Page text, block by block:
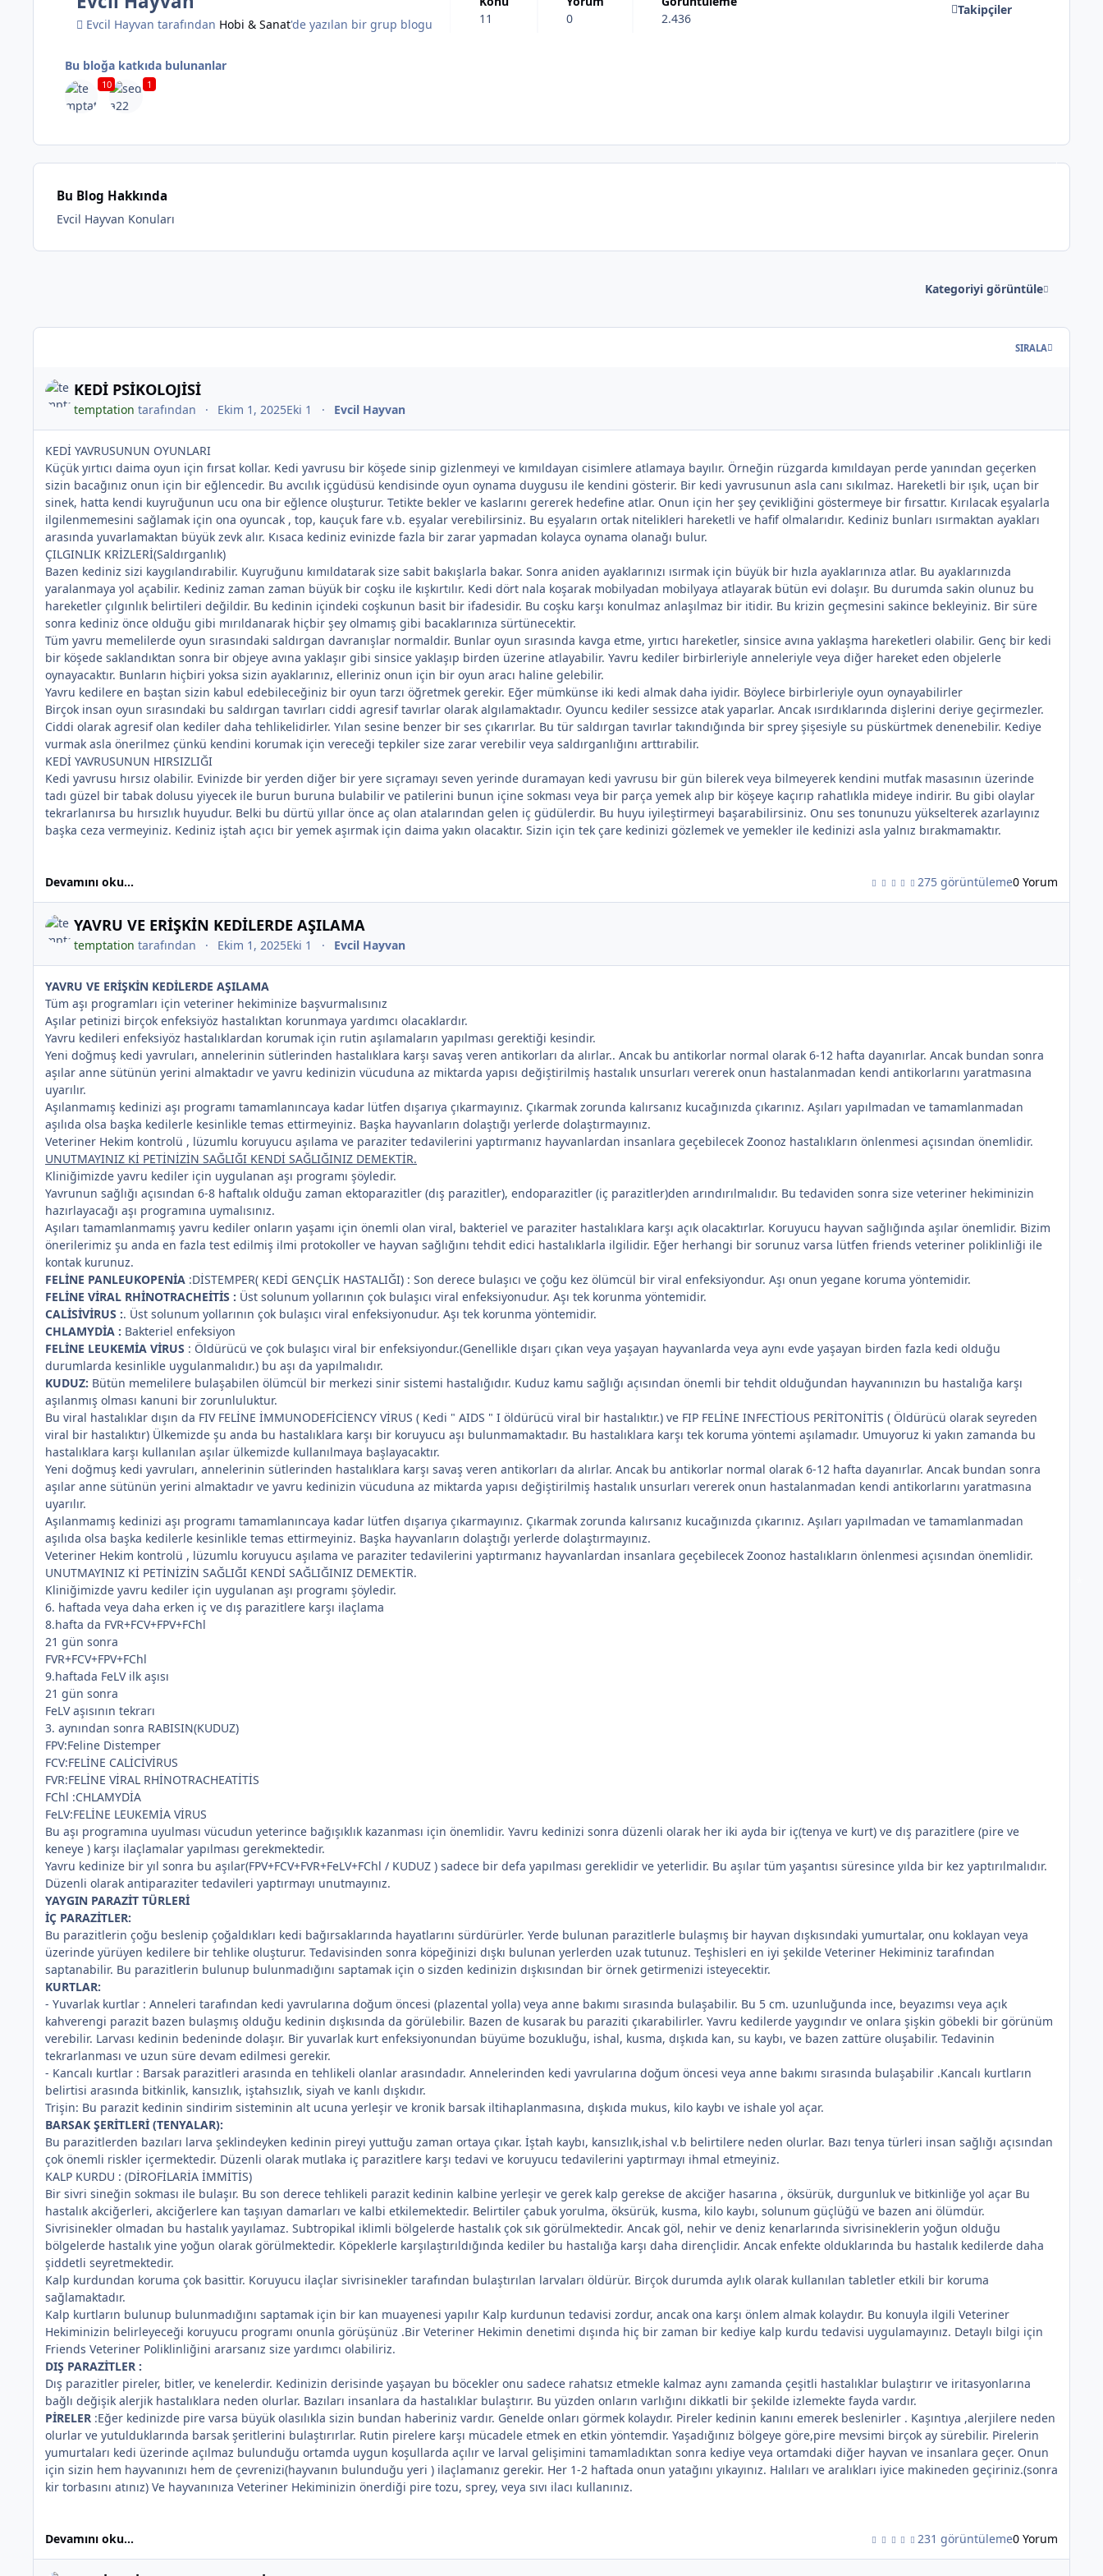
Evcil Hayvan tarafından Hobi & Sanat'de yazılan bir grup blogu
11
0
2.436
Takipçiler
Bu bloğa katkıda bulunanlar
10 1
Bu Blog Hakkında
Evcil Hayvan Konuları
Kategoriyi görüntüle
Entries in this blog
SIRALA
KEDİ PSİKOLOJİSİ
temptation tarafından Ekim 1, 2025Eki 1 Evcil Hayvan
KEDİ YAVRUSUNUN OYUNLARI
Küçük yırtıcı daima oyun için fırsat kollar. Kedi yavrusu bir köşede sinip gizlenmeyi ve kımıldayan cisimlere atlamaya bayılır. Örneğin rüzgarda kımıldayan perde yanından geçerken
sizin bacağınız onun için bir eğlencedir. Bu avcılık içgüdüsü kendisinde oyun oynama duygusu ile kendini gösterir. Bir kedi yavrusunun asla canı sıkılmaz. Hareketli bir ışık, uçan bir
sinek, hatta kendi kuyruğunun ucu ona bir eğlence oluşturur. Tetikte bekler ve kaslarını gererek hedefine atlar. Onun için her şey çevikliğini göstermeye bir fırsattır. Kırılacak eşyalarla
ilgilenmemesini sağlamak için ona oyuncak , top, kauçuk fare v.b. eşyalar verebilirsiniz. Bu eşyaların ortak nitelikleri hareketli ve hafif olmalarıdır. Kediniz bunları ısırmaktan ayakları
arasında yuvarlamaktan büyük zevk alır. Kısaca kediniz evinizde fazla bir zarar yapmadan kolayca oynama olanağı bulur.
ÇILGINLIK KRİZLERİ(Saldırganlık)
Bazen kediniz sizi kaygılandırabilir. Kuyruğunu kımıldatarak size sabit bakışlarla bakar. Sonra aniden ayaklarınızı ısırmak için büyük bir hızla ayaklarınıza atlar. Bu ayaklarınızda
yaralanmaya yol açabilir. Kediniz zaman zaman büyük bir coşku ile kışkırtılır. Kedi dört nala koşarak mobilyadan mobilyaya atlayarak bütün evi dolaşır. Bu durumda sakin olunuz bu
hareketler çılgınlık belirtileri değildir. Bu kedinin içindeki coşkunun basit bir ifadesidir. Bu coşku karşı konulmaz anlaşılmaz bir itidir. Bu krizin geçmesini sakince bekleyiniz. Bir süre
sonra kediniz önce olduğu gibi mırıldanarak hiçbir şey olmamış gibi bacaklarınıza sürtünecektir.
Tüm yavru memelilerde oyun sırasındaki saldırgan davranışlar normaldir. Bunlar oyun sırasında kavga etme, yırtıcı hareketler, sinsice avına yaklaşma hareketleri olabilir. Genç bir kedi
bir köşede saklandıktan sonra bir objeye avına yaklaşır gibi sinsice yaklaşıp birden üzerine atlayabilir. Yavru kediler birbirleriyle anneleriyle veya diğer hareket eden objelerle
oynayacaktır. Bunların hiçbiri yoksa sizin ayaklarınız, elleriniz onun için bir oyun aracı haline gelebilir.
Yavru kedilere en baştan sizin kabul edebileceğiniz bir oyun tarzı öğretmek gerekir. Eğer mümkünse iki kedi almak daha iyidir. Böylece birbirleriyle oyun oynayabilirler
Birçok insan oyun sırasındaki bu saldırgan tavırları ciddi agresif tavırlar olarak algılamaktadır. Oyuncu kediler sessizce atak yaparlar. Ancak ısırdıklarında dişlerini deriye geçirmezler.
Ciddi olarak agresif olan kediler daha tehlikelidirler. Yılan sesine benzer bir ses çıkarırlar. Bu tür saldırgan tavırlar takındığında bir sprey şişesiyle su püskürtmek denenebilir. Kediye
vurmak asla önerilmez çünkü kendini korumak için vereceği tepkiler size zarar verebilir veya saldırganlığını arttırabilir.
KEDİ YAVRUSUNUN HIRSIZLIĞI
Kedi yavrusu hırsız olabilir. Evinizde bir yerden diğer bir yere sıçramayı seven yerinde duramayan kedi yavrusu bir gün bilerek veya bilmeyerek kendini mutfak masasının üzerinde
tadı güzel bir tabak dolusu yiyecek ile burun buruna bulabilir ve patilerini bunun içine sokması veya bir parça yemek alıp bir köşeye kaçırıp rahatlıkla mideye indirir. Bu gibi olaylar
tekrarlanırsa bu hırsızlık huyudur. Belki bu dürtü yıllar önce aç olan atalarından gelen iç güdülerdir. Bu huyu iyileştirmeyi başarabilirsiniz. Onu ses tonunuzu yükselterek azarlayınız
başka ceza vermeyiniz. Kediniz iştah açıcı bir yemek aşırmak için daima yakın olacaktır. Sizin için tek çare kedinizi gözlemek ve yemekler ile kedinizi asla yalnız bırakmamaktır.
Devamını oku... 275 görüntüleme0 Yorum
YAVRU VE ERİŞKİN KEDİLERDE AŞILAMA
temptation tarafından Ekim 1, 2025Eki 1 Evcil Hayvan
YAVRU VE ERİŞKİN KEDİLERDE AŞILAMA
Tüm aşı programları için veteriner hekiminize başvurmalısınız
Aşılar petinizi birçok enfeksiyöz hastalıktan korunmaya yardımcı olacaklardır.
Yavru kedileri enfeksiyöz hastalıklardan korumak için rutin aşılamaların yapılması gerektiği kesindir.
Yeni doğmuş kedi yavruları, annelerinin sütlerinden hastalıklara karşı savaş veren antikorları da alırlar.. Ancak bu antikorlar normal olarak 6-12 hafta dayanırlar. Ancak bundan sonra
aşılar anne sütünün yerini almaktadır ve yavru kedinizin vücuduna az miktarda yapısı değiştirilmiş hastalık unsurları vererek onun hastalanmadan kendi antikorlarını yaratmasına
uyarılır.
Aşılanmamış kedinizi aşı programı tamamlanıncaya kadar lütfen dışarıya çıkarmayınız. Çıkarmak zorunda kalırsanız kucağınızda çıkarınız. Aşıları yapılmadan ve tamamlanmadan
aşılıda olsa başka kedilerle kesinlikle temas ettirmeyiniz. Başka hayvanların dolaştığı yerlerde dolaştırmayınız.
Veteriner Hekim kontrolü , lüzumlu koruyucu aşılama ve paraziter tedavilerini yaptırmanız hayvanlardan insanlara geçebilecek Zoonoz hastalıkların önlenmesi açısından önemlidir.
UNUTMAYINIZ Kİ PETİNİZİN SAĞLIĞI KENDİ SAĞLIĞINIZ DEMEKTİR.
Kliniğimizde yavru kediler için uygulanan aşı programı şöyledir.
Yavrunun sağlığı açısından 6-8 haftalık olduğu zaman ektoparazitler (dış parazitler), endoparazitler (iç parazitler)den arındırılmalıdır. Bu tedaviden sonra size veteriner hekiminizin
hazırlayacağı aşı programına uymalısınız.
Aşıları tamamlanmamış yavru kediler onların yaşamı için önemli olan viral, bakteriel ve paraziter hastalıklara karşı açık olacaktırlar. Koruyucu hayvan sağlığında aşılar önemlidir. Bizim
önerilerimiz şu anda en fazla test edilmiş ilmi protokoller ve hayvan sağlığını tehdit edici hastalıklarla ilgilidir. Eğer herhangi bir sorunuz varsa lütfen friends veteriner poliklinliği ile
kontak kurunuz.
FELİNE PANLEUKOPENİA :DİSTEMPER( KEDİ GENÇLİK HASTALIĞI) : Son derece bulaşıcı ve çoğu kez ölümcül bir viral enfeksiyondur. Aşı onun yegane koruma yöntemidir.
FELİNE VİRAL RHİNOTRACHEİTİS : Üst solunum yollarının çok bulaşıcı viral enfeksiyonudur. Aşı tek korunma yöntemidir.
CALİSİVİRUS :. Üst solunum yollarının çok bulaşıcı viral enfeksiyonudur. Aşı tek korunma yöntemidir.
CHLAMYDİA : Bakteriel enfeksiyon
FELİNE LEUKEMİA VİRUS : Öldürücü ve çok bulaşıcı viral bir enfeksiyondur.(Genellikle dışarı çıkan veya yaşayan hayvanlarda veya aynı evde yaşayan birden fazla kedi olduğu
durumlarda kesinlikle uygulanmalıdır.) bu aşı da yapılmalıdır.
KUDUZ: Bütün memelilere bulaşabilen ölümcül bir merkezi sinir sistemi hastalığıdır. Kuduz kamu sağlığı açısından önemli bir tehdit olduğundan hayvanınızın bu hastalığa karşı
aşılanmış olması kanuni bir zorunluluktur.
Bu viral hastalıklar dışın da FIV FELİNE İMMUNODEFİCİENCY VİRUS ( Kedi " AIDS " I öldürücü viral bir hastalıktır.) ve FIP FELİNE INFECTİOUS PERİTONİTİS ( Öldürücü olarak seyreden
viral bir hastalıktır) Ülkemizde şu anda bu hastalıklara karşı bir koruyucu aşı bulunmamaktadır. Bu hastalıklara karşı tek koruma yöntemi aşılamadır. Umuyoruz ki yakın zamanda bu
hastalıklara karşı kullanılan aşılar ülkemizde kullanılmaya başlayacaktır.
Yeni doğmuş kedi yavruları, annelerinin sütlerinden hastalıklara karşı savaş veren antikorları da alırlar. Ancak bu antikorlar normal olarak 6-12 hafta dayanırlar. Ancak bundan sonra
aşılar anne sütünün yerini almaktadır ve yavru kedinizin vücuduna az miktarda yapısı değiştirilmiş hastalık unsurları vererek onun hastalanmadan kendi antikorlarını yaratmasına
uyarılır.
Aşılanmamış kedinizi aşı programı tamamlanıncaya kadar lütfen dışarıya çıkarmayınız. Çıkarmak zorunda kalırsanız kucağınızda çıkarınız. Aşıları yapılmadan ve tamamlanmadan
aşılıda olsa başka kedilerle kesinlikle temas ettirmeyiniz. Başka hayvanların dolaştığı yerlerde dolaştırmayınız.
Veteriner Hekim kontrolü , lüzumlu koruyucu aşılama ve paraziter tedavilerini yaptırmanız hayvanlardan insanlara geçebilecek Zoonoz hastalıkların önlenmesi açısından önemlidir.
UNUTMAYINIZ Kİ PETİNİZİN SAĞLIĞI KENDİ SAĞLIĞINIZ DEMEKTİR.
Kliniğimizde yavru kediler için uygulanan aşı programı şöyledir.
6. haftada veya daha erken iç ve dış parazitlere karşı ilaçlama
8.hafta da FVR+FCV+FPV+FChl
21 gün sonra
FVR+FCV+FPV+FChl
9.haftada FeLV ilk aşısı
21 gün sonra
FeLV aşısının tekrarı
3. aynından sonra RABISIN(KUDUZ)
FPV:Feline Distemper
FCV:FELİNE CALİCİVİRUS
FVR:FELİNE VİRAL RHİNOTRACHEATİTİS
FChl :CHLAMYDİA
FeLV:FELİNE LEUKEMİA VİRUS
Bu aşı programına uyulması vücudun yeterince bağışıklık kazanması için önemlidir. Yavru kedinizi sonra düzenli olarak her iki ayda bir iç(tenya ve kurt) ve dış parazitlere (pire ve
keneye ) karşı ilaçlamalar yapılması gerekmektedir.
Yavru kedinize bir yıl sonra bu aşılar(FPV+FCV+FVR+FeLV+FChl / KUDUZ ) sadece bir defa yapılması gereklidir ve yeterlidir. Bu aşılar tüm yaşantısı süresince yılda bir kez yaptırılmalıdır.
Düzenli olarak antiparaziter tedavileri yaptırmayı unutmayınız.
YAYGIN PARAZİT TÜRLERİ
İÇ PARAZİTLER:
Bu parazitlerin çoğu beslenip çoğaldıkları kedi bağırsaklarında hayatlarını sürdürürler. Yerde bulunan parazitlerle bulaşmış bir hayvan dışkısındaki yumurtalar, onu koklayan veya
üzerinde yürüyen kedilere bir tehlike oluşturur. Tedavisinden sonra köpeğinizi dışkı bulunan yerlerden uzak tutunuz. Teşhisleri en iyi şekilde Veteriner Hekiminiz tarafından
saptanabilir. Bu parazitlerin bulunup bulunmadığını saptamak için o sizden kedinizin dışkısından bir örnek getirmenizi isteyecektir.
KURTLAR:
- Yuvarlak kurtlar : Anneleri tarafından kedi yavrularına doğum öncesi (plazental yolla) veya anne bakımı sırasında bulaşabilir. Bu 5 cm. uzunluğunda ince, beyazımsı veya açık
kahverengi parazit bazen bulaşmış olduğu kedinin dışkısında da görülebilir. Bazen de kusarak bu paraziti çıkarabilirler. Yavru kedilerde yaygındır ve onlara şişkin göbekli bir görünüm
verebilir. Larvası kedinin bedeninde dolaşır. Bir yuvarlak kurt enfeksiyonundan büyüme bozukluğu, ishal, kusma, dışkıda kan, su kaybı, ve bazen zattüre oluşabilir. Tedavinin
tekrarlanması ve uzun süre devam edilmesi gerekir.
- Kancalı kurtlar : Barsak parazitleri arasında en tehlikeli olanlar arasındadır. Annelerinden kedi yavrularına doğum öncesi veya anne bakımı sırasında bulaşabilir .Kancalı kurtların
belirtisi arasında bitkinlik, kansızlık, iştahsızlık, siyah ve kanlı dışkıdır.
Trişin: Bu parazit kedinin sindirim sisteminin alt ucuna yerleşir ve kronik barsak iltihaplanmasına, dışkıda mukus, kilo kaybı ve ishale yol açar.
BARSAK ŞERİTLERİ (TENYALAR):
Bu parazitlerden bazıları larva şeklindeyken kedinin pireyi yuttuğu zaman ortaya çıkar. İştah kaybı, kansızlık,ishal v.b belirtilere neden olurlar. Bazı tenya türleri insan sağlığı açısından
çok önemli riskler içermektedir. Düzenli olarak mutlaka iç parazitlere karşı tedavi ve koruyucu tedavilerini yaptırmayı ihmal etmeyiniz.
KALP KURDU : (DİROFİLARİA İMMİTİS)
Bir sivri sineğin sokması ile bulaşır. Bu son derece tehlikeli parazit kedinin kalbine yerleşir ve gerek kalp gerekse de akciğer hasarına , öksürük, durgunluk ve bitkinliğe yol açar Bu
hastalık akciğerleri, akciğerlere kan taşıyan damarları ve kalbi etkilemektedir. Belirtiler çabuk yorulma, öksürük, kusma, kilo kaybı, solunum güçlüğü ve bazen ani ölümdür.
Sivrisinekler olmadan bu hastalık yayılamaz. Subtropikal iklimli bölgelerde hastalık çok sık görülmektedir. Ancak göl, nehir ve deniz kenarlarında sivrisineklerin yoğun olduğu
bölgelerde hastalık yine yoğun olarak görülmektedir. Köpeklerle karşılaştırıldığında kediler bu hastalığa karşı daha dirençlidir. Ancak enfekte olduklarında bu hastalık kedilerde daha
şiddetli seyretmektedir.
Kalp kurdundan koruma çok basittir. Koruyucu ilaçlar sivrisinekler tarafından bulaştırılan larvaları öldürür. Birçok durumda aylık olarak kullanılan tabletler etkili bir koruma
sağlamaktadır.
Kalp kurtların bulunup bulunmadığını saptamak için bir kan muayenesi yapılır Kalp kurdunun tedavisi zordur, ancak ona karşı önlem almak kolaydır. Bu konuyla ilgili Veteriner
Hekiminizin belirleyeceği koruyucu programı onunla görüşünüz .Bir Veteriner Hekimin denetimi dışında hiç bir zaman bir kediye kalp kurdu tedavisi uygulamayınız. Detaylı bilgi için
Friends Veteriner Poliklinliğini ararsanız size yardımcı olabiliriz.
DIŞ PARAZİTLER :
Dış parazitler pireler, bitler, ve kenelerdir. Kedinizin derisinde yaşayan bu böcekler onu sadece rahatsız etmekle kalmaz aynı zamanda çeşitli hastalıklar bulaştırır ve iritasyonlarına
bağlı değişik alerjik hastalıklara neden olurlar. Bazıları insanlara da hastalıklar bulaştırır. Bu yüzden onların varlığını dikkatli bir şekilde izlemekte fayda vardır.
PİRELER :Eğer kedinizde pire varsa büyük olasılıkla sizin bundan haberiniz vardır. Genelde onları görmek kolaydır. Pireler kedinin kanını emerek beslenirler . Kaşıntıya ,alerjilere neden
olurlar ve yutulduklarında barsak şeritlerini bulaştırırlar. Rutin pirelere karşı mücadele etmek en etkin yöntemdir. Yaşadığınız bölgeye göre,pire mevsimi birçok ay sürebilir. Pirelerin
yumurtaları kedi üzerinde açılmaz bulunduğu ortamda uygun koşullarda açılır ve larval gelişimini tamamladıktan sonra kediye veya ortamdaki diğer hayvan ve insanlara geçer. Onun
için sizin hem hayvanınızı hem de çevrenizi(hayvanın bulunduğu yeri ) ilaçlamanız gerekir. Her 1-2 haftada onun yatağını yıkayınız. Halıları ve aralıkları iyice makineden geçiriniz.(sonra
kir torbasını atınız) Ve hayvanınıza Veteriner Hekiminizin önerdiği pire tozu, sprey, veya sıvı ilacı kullanınız.
Devamını oku... 231 görüntüleme0 Yorum
*
*
*
*
*
*
*
*
*